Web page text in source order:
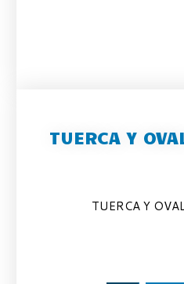
TUERCA Y
TUERCA Y